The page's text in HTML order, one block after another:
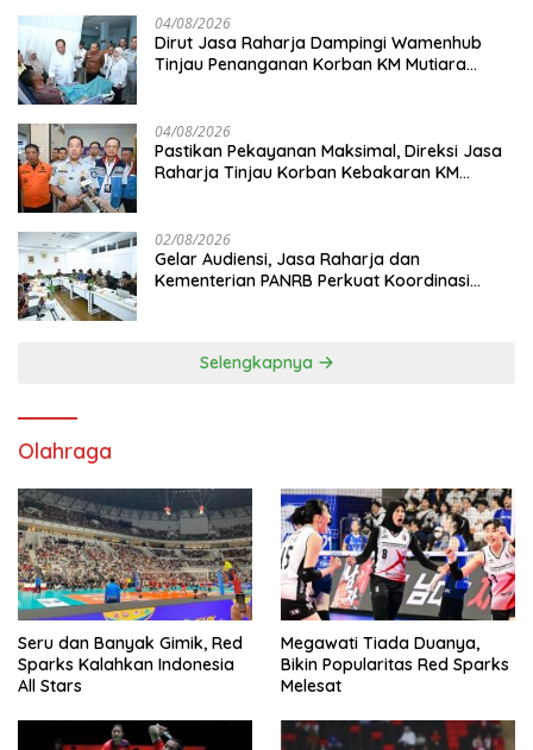
04/08/2026
Dirut Jasa Raharja Dampingi Wamenhub
Tinjau Penanganan Korban KM Mutiara
04/08/2026
Pastikan Pekayanan Maksimal, Direksi Jasa
Raharja Tinjau Korban Kebakaran KM
02/08/2026
Gelar Audiensi, Jasa Raharja dan
Kementerian PANRB Perkuat Koordinasi
Selengkapnya
Olahraga
Seru dan Banyak Gimik, Red
Sparks Kalahkan Indonesia
All Stars
Megawati Tiada Duanya,
Bikin Popularitas Red Sparks
Melesat